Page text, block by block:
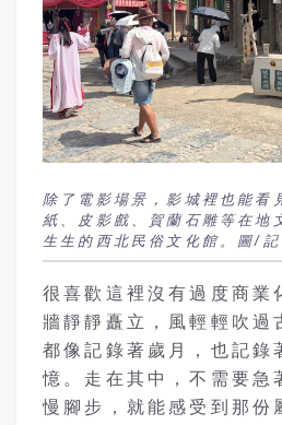
除了電影場景，影城裡也能看
紙、皮影戲、賀蘭石雕等在地
生生的西北民俗文化館。圖/
很喜歡這裡沒有過度商業
牆靜靜矗立，風輕輕吹過
都像記錄著歲月，也記錄
憶。走在其中，不需要急
慢腳步，就能感受到那份